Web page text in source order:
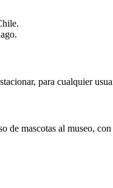
para cualquier
de mascotas al museo,